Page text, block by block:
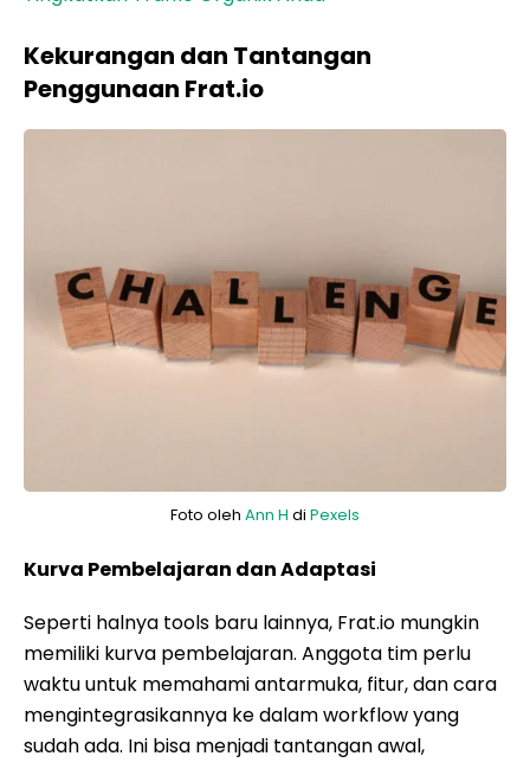
Kekurangan dan Tantangan
Penggunaan Frat.io
Foto oleh Ann H di Pexels
Kurva Pembelajaran dan Adaptasi
Seperti halnya tools baru lainnya, Frat.io mungkin
memiliki kurva pembelajaran. Anggota tim perlu
waktu untuk memahami antarmuka, fitur, dan cara
mengintegrasikannya ke dalam workflow yang
sudah ada. Ini bisa menjadi tantangan awal,